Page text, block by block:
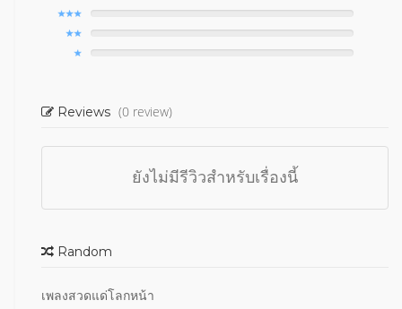
Reviews (0 review)
ยังไม่มีรีวิวสำหรับเรื่องนี้
Random
เพลงสวดแด่โลกหน้า